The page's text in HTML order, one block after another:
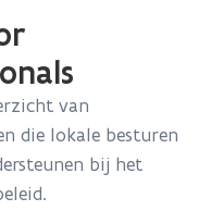
van
die lokale besturen
bij het